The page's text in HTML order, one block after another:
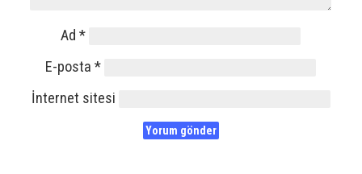
Ad*
E-posta*
İnternet sitesi